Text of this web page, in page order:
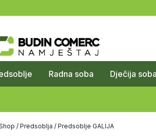
Radna soba Dječija soba
/ Predsoblja / Predsoblje GALIJA